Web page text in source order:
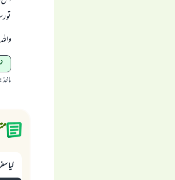
تو
ماخذ:
کیا